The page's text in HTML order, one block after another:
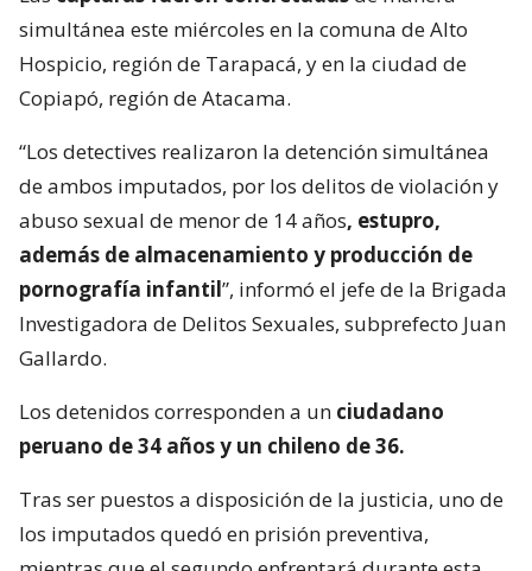
simultánea este miércoles en la comuna de Alto
Hospicio, región de Tarapacá, y en la ciudad de
Copiapó, región de Atacama.
“Los detectives realizaron la detención simultánea
de ambos imputados, por los delitos de violación y
abuso sexual de menor de 14 años, estupro,
además de almacenamiento y producción de
pornografía infantil”, informó el jefe de la Brigada
Investigadora de Delitos Sexuales, subprefecto Juan
Gallardo.
Los detenidos corresponden a un ciudadano
peruano de 34 años y un chileno de 36.
Tras ser puestos a disposición de la justicia, uno de
los imputados quedó en prisión preventiva,